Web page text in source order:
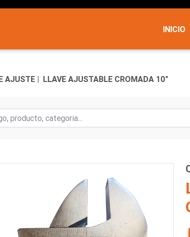
INICIO
AJUSTE | LLAVE AJUSTABLE CROMADA 10"